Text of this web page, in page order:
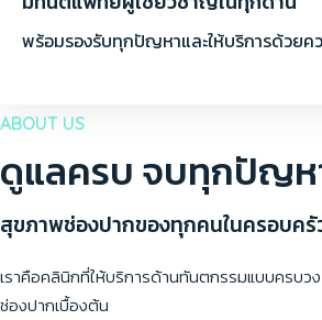
พร้อมรองรับทุกปัญหาและให้บริการด้วยคว
ABOUT US
ดูแลครบ จบทุกปัญห
สุขภาพช่องปากของทุกคนในครอบครั
เราคือคลินิกที่ให้บริการด้านทันตกรรมแบบครบ
ช่องปากเบื้องต้น